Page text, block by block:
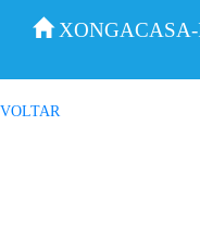
XONGACASA-
VOLTAR